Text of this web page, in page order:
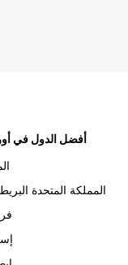
أفضل الدول في
المملكة المتحدة